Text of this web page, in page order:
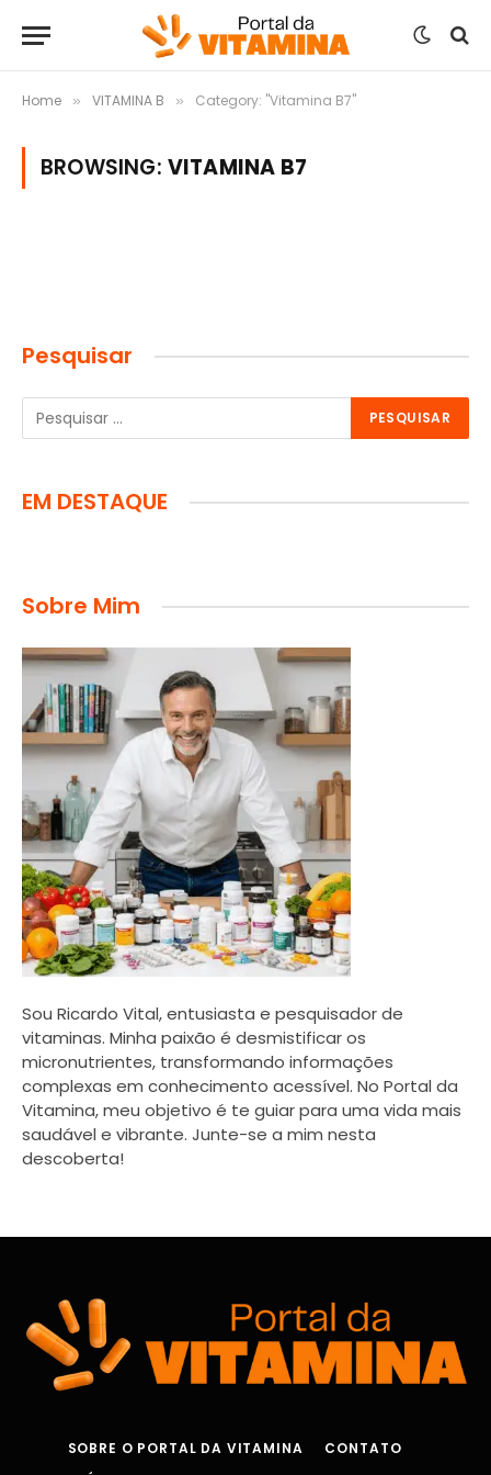
Home » VITAMINA B » Category: "Vitamina B7"
BROWSING: VITAMINA B7
Pesquisar
EM DESTAQUE
Sobre Mim
Sou Ricardo Vital, entusiasta e pesquisador de
vitaminas. Minha paixão é desmistificar os
micronutrientes, transformando informações
complexas em conhecimento acessível. No Portal da
Vitamina, meu objetivo é te guiar para uma vida mais
saudável e vibrante. Junte-se a mim nesta
descoberta!
SOBRE O PORTAL DA VITAMINA
CONTATO